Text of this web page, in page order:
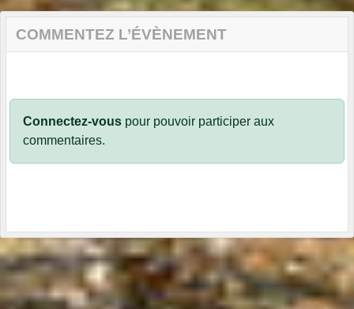
COMMENTEZ L’ÉVÈNEMENT
Connectez-vous pour pouvoir participer aux
commentaires.